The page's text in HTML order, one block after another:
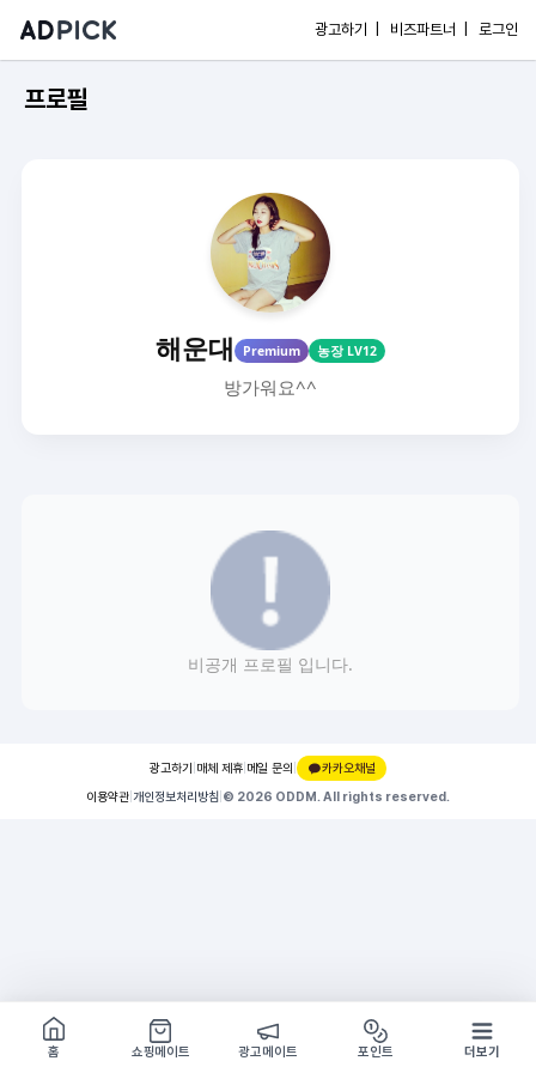
광고하기 | 비즈파트너 | 로그인
프로필
해운대 Premium 농장 LV12
방가워요^^
비공개 프로필 입니다.
광고하기 매체 제휴 메일 문의 |
카카오채널
이용약관 개인정보처리방침 © 2026 ODDM. All rights reserved.
쇼핑몰 구경하기
방문시 1G
홈
쇼핑메이트 광고메이트 포인트 더보기